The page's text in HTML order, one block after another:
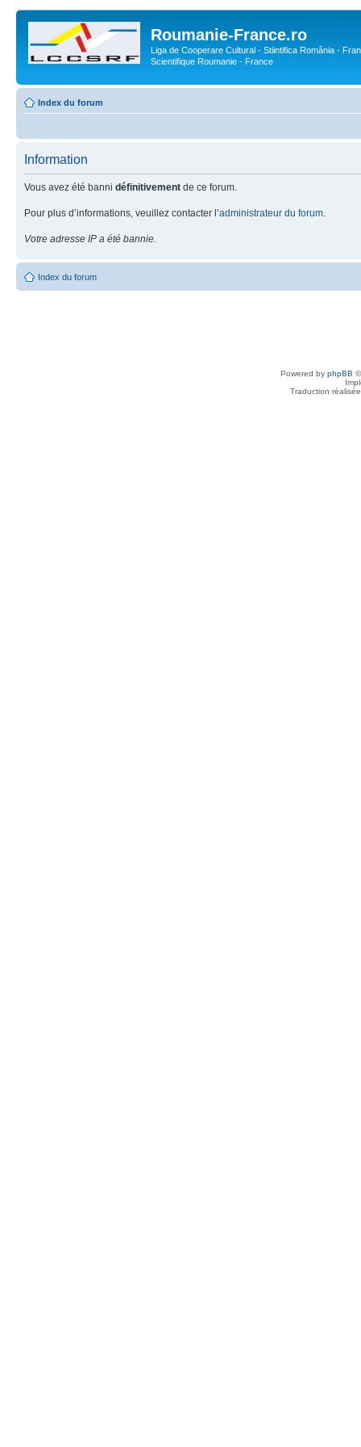
Roumanie-France.ro
Liga de Cooperare Cultural - Stiintifica România -
Scientifique Roumanie - France
Index du forum
Information
Vous avez été banni définitivement de ce forum.
Pour plus d’informations, veuillez contacter l’administrateur du forum
Votre adresse IP a été bannie.
Index du forum
Powered by phpBB
Traduction